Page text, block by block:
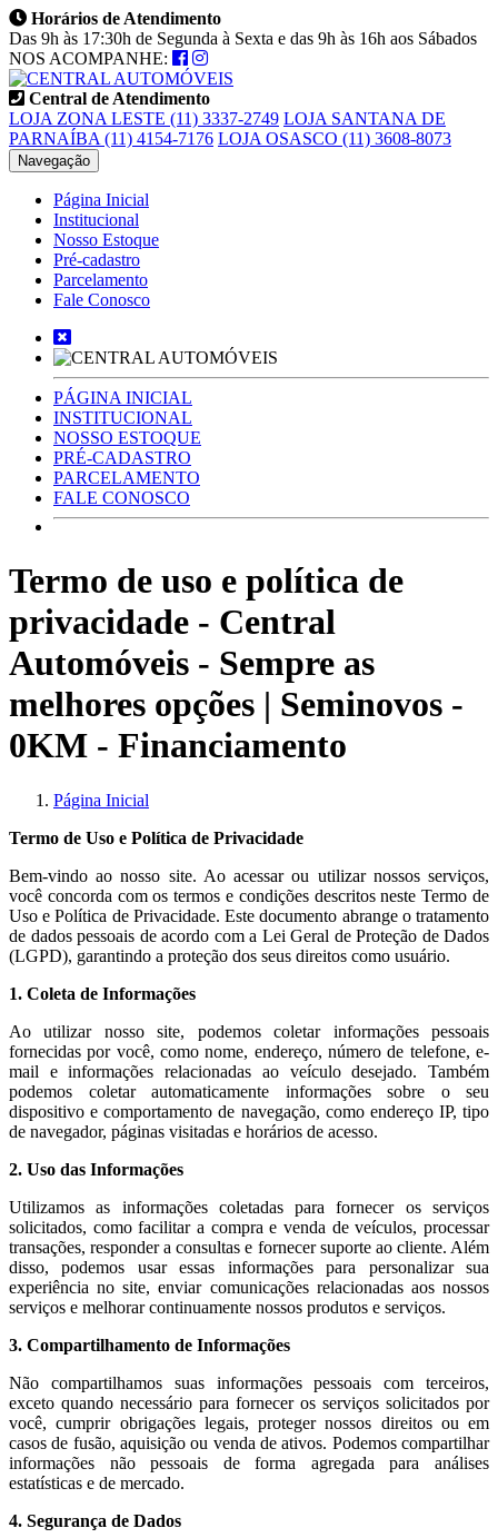
Horários de Atendimento
Das 9h às 17:30h de Segunda à Sexta e das 9h às 16h aos Sábados
NOS ACOMPANHE:
Central de Atendimento
LOJA ZONA LESTE (11) 3337-2749 LOJA SANTANA DE
PARNAÍBA (11) 4154-7176 LOJA OSASCO (11) 3608-8073
Navegação
Página Inicial
Institucional
Nosso Estoque
Pré-cadastro
Parcelamento
Fale Conosco
PÁGINA INICIAL
INSTITUCIONAL
NOSSO ESTOQUE
PRÉ-CADASTRO
PARCELAMENTO
FALE CONOSCO
Termo de uso e política de
privacidade - Central
Automóveis - Sempre as
melhores opções | Seminovos -
0KM - Financiamento
Página Inicial
Termo de Uso e Política de Privacidade
Bem-vindo ao nosso site. Ao acessar ou utilizar nossos serviços,
você concorda com os termos e condições descritos neste Termo de
Uso e Política de Privacidade. Este documento abrange o tratamento
de dados pessoais de acordo com a Lei Geral de Proteção de Dados
(LGPD), garantindo a proteção dos seus direitos como usuário.
1. Coleta de Informações
Ao utilizar nosso site, podemos coletar informações pessoais
fornecidas por você, como nome, endereço, número de telefone, e-
mail e informações relacionadas ao veículo desejado. Também
podemos coletar automaticamente informações sobre o seu
dispositivo e comportamento de navegação, como endereço IP, tipo
de navegador, páginas visitadas e horários de acesso.
2. Uso das Informações
Utilizamos as informações coletadas para fornecer os serviços
solicitados, como facilitar a compra e venda de veículos, processar
transações, responder a consultas e fornecer suporte ao cliente. Além
disso, podemos usar essas informações para personalizar sua
experiência no site, enviar comunicações relacionadas aos nossos
serviços e melhorar continuamente nossos produtos e serviços.
3. Compartilhamento de Informações
Não compartilhamos suas informações pessoais com terceiros,
exceto quando necessário para fornecer os serviços solicitados por
você, cumprir obrigações legais, proteger nossos direitos ou em
casos de fusão, aquisição ou venda de ativos. Podemos compartilhar
informações não pessoais de forma agregada para análises
estatísticas e de mercado.
4. Segurança de Dados